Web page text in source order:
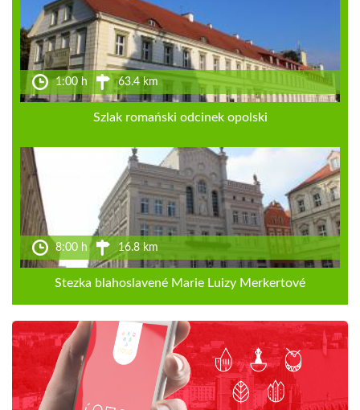
1:00 h 63.4 km
Szlak romański odcinek opolski
8:00 h 16.8 km
Stezka blahoslavené Marie Luizy Merkertové